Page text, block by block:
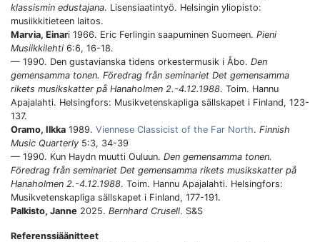
klassismin edustajana. Lisensiaatintyö. Helsingin yliopisto:
musiikkitieteen laitos.
Marvia, Einari 1966. Eric Ferlingin saapuminen Suomeen. Pieni
Musiikkilehti 6:6, 16-18.
— 1990. Den gustavianska tidens orkestermusik i Åbo. Den
gemensamma tonen. Föredrag från seminariet Det gemensamma
rikets musikskatter på Hanaholmen 2.-4.12.1988. Toim. Hannu
Apajalahti. Helsingfors: Musikvetenskapliga sällskapet i Finland, 123-
137.
Oramo, Ilkka 1989. Viennese Classicist of the Far North. Finnish
Music Quarterly 5:3, 34-39
— 1990. Kun Haydn muutti Ouluun. Den gemensamma tonen.
Föredrag från seminariet Det gemensamma rikets musikskatter på
Hanaholmen 2.-4.12.1988. Toim. Hannu Apajalahti. Helsingfors:
Musikvetenskapliga sällskapet i Finland, 177-191.
Palkisto, Janne 2025. Bernhard Crusell. S&S
Referenssiäänitteet